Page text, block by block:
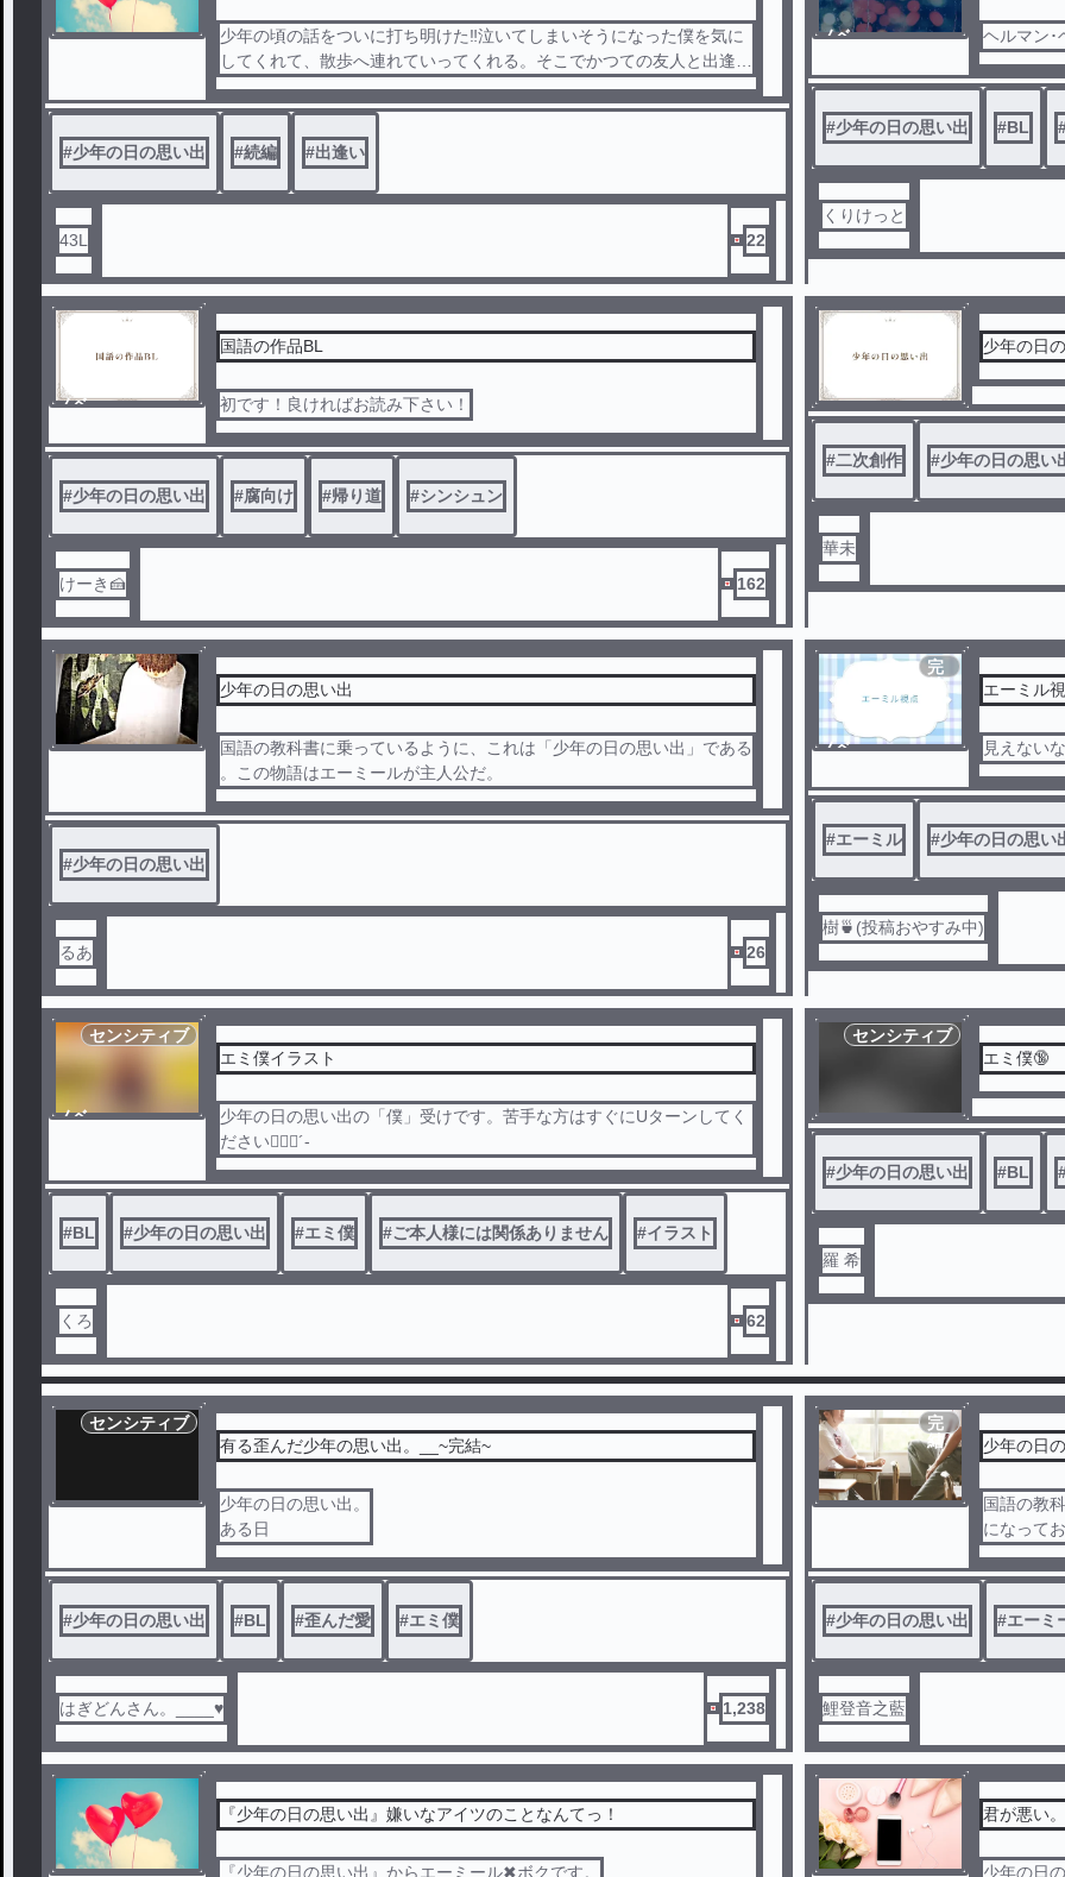
少年の頃の話をついに打ち明けた‼️泣いてしまいそうになった僕を気に
してくれて、散歩へ連れていってくれる。そこでかつての友人と出逢う
。
#少年の日の思い出 #続編 #出逢い
43L 22
ノベ
ヘルマン･
#少年の日の思い出 #BL
くりけっと
ノベ
国語の作品BL
初です！良ければお読み下さい！
#少年の日の思い出 #腐向け #帰り道 #シンシュン
けーき🍰 162
少年の日
#二次創作 #少年の日の思い
華未
少年の日の思い出
国語の教科書に乗っているように、これは「少年の日の思い出」である
。この物語はエーミールが主人公だ。
#少年の日の思い出
るあ 26
ノベ
完
結
エーミル
見えない
#エーミル #少年の日の思い
樹🍵(投稿おやすみ中)
ノベ
センシティブ
エミ僕イラスト
少年の日の思い出の「僕」受けです。苦手な方はすぐにUターンしてく
ださい🙇🏻‍♀️‪‪´-
#BL #少年の日の思い出 #エミ僕 #ご本人様には関係ありません #イラスト
くろ 62
センシティブ
エミ僕🔞
#少年の日の思い出 #BL
羅 希
センシティブ
有る歪んだ少年の思い出。__~完結~
少年の日の思い出。
ある日
#少年の日の思い出 #BL #歪んだ愛 #エミ僕
はぎどんさん。____♥ 1,238
完
結
少年の日
国語の教
になって
#少年の日の思い出 #エーミ
鯉登音之藍
『少年の日の思い出』嫌いなアイツのことなんてっ！
『少年の日の思い出』からエーミール✖︎ボクです。
君が悪い。
少年の日